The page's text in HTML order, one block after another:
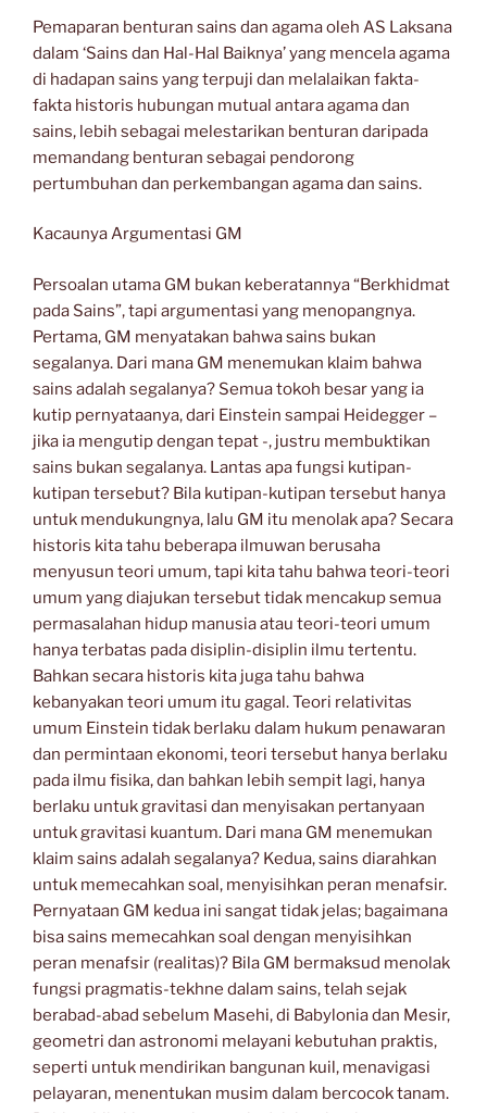
Pemaparan benturan sains dan agama oleh AS Laksana
dalam ‘Sains dan Hal-Hal Baiknya’ yang mencela agama
di hadapan sains yang terpuji dan melalaikan fakta-
fakta historis hubungan mutual antara agama dan
sains, lebih sebagai melestarikan benturan daripada
memandang benturan sebagai pendorong
pertumbuhan dan perkembangan agama dan sains.
Kacaunya Argumentasi GM
Persoalan utama GM bukan keberatannya “Berkhidmat
pada Sains”, tapi argumentasi yang menopangnya.
Pertama, GM menyatakan bahwa sains bukan
segalanya. Dari mana GM menemukan klaim bahwa
sains adalah segalanya? Semua tokoh besar yang ia
kutip pernyataanya, dari Einstein sampai Heidegger –
jika ia mengutip dengan tepat -, justru membuktikan
sains bukan segalanya. Lantas apa fungsi kutipan-
kutipan tersebut? Bila kutipan-kutipan tersebut hanya
untuk mendukungnya, lalu GM itu menolak apa? Secara
historis kita tahu beberapa ilmuwan berusaha
menyusun teori umum, tapi kita tahu bahwa teori-teori
umum yang diajukan tersebut tidak mencakup semua
permasalahan hidup manusia atau teori-teori umum
hanya terbatas pada disiplin-disiplin ilmu tertentu.
Bahkan secara historis kita juga tahu bahwa
kebanyakan teori umum itu gagal. Teori relativitas
umum Einstein tidak berlaku dalam hukum penawaran
dan permintaan ekonomi, teori tersebut hanya berlaku
pada ilmu fisika, dan bahkan lebih sempit lagi, hanya
berlaku untuk gravitasi dan menyisakan pertanyaan
untuk gravitasi kuantum. Dari mana GM menemukan
klaim sains adalah segalanya? Kedua, sains diarahkan
untuk memecahkan soal, menyisihkan peran menafsir.
Pernyataan GM kedua ini sangat tidak jelas; bagaimana
bisa sains memecahkan soal dengan menyisihkan
peran menafsir (realitas)? Bila GM bermaksud menolak
fungsi pragmatis-tekhne dalam sains, telah sejak
berabad-abad sebelum Masehi, di Babylonia dan Mesir,
geometri dan astronomi melayani kebutuhan praktis,
seperti untuk mendirikan bangunan kuil, menavigasi
pelayaran, menentukan musim dalam bercocok tanam.